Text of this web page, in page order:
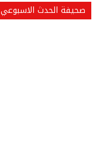
صحيفة الحدث الاسبوعي